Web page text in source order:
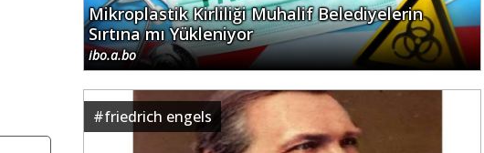
Mikroplastik Kirliliği Muhalif Belediyelerin
Sırtına mı Yükleniyor
ibo.a.bo
#friedrich engels